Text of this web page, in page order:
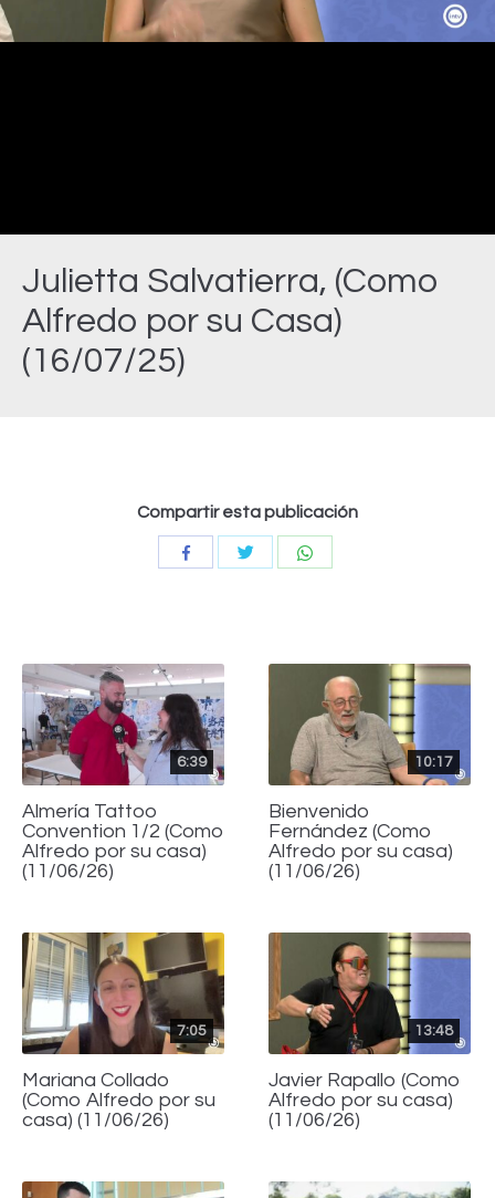
Julietta Salvatierra, (Como
Alfredo por su Casa)
(16/07/25)
Video
Compartir esta publicación
CompartirCompartir
6:39
Almería Tattoo
Convention 1/2 (Como
Alfredo por su casa)
(11/06/26)
10:17
Bienvenido
Fernández (Como
Alfredo por su casa)
(11/06/26)
7:05
Mariana Collado
(Como Alfredo por su
casa) (11/06/26)
13:48
Javier Rapallo (Como
Alfredo por su casa)
(11/06/26)